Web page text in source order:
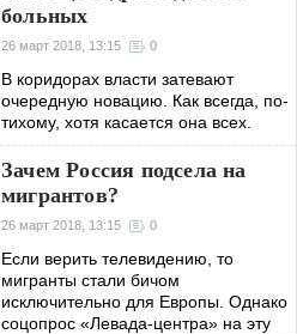
больных
26 март 2018, 13:15 0
В коридорах власти затевают
очередную новацию. Как всегда, по-
тихому, хотя касается она всех.
Зачем Россия подсела на
мигрантов?
26 март 2018, 13:15 0
Если верить телевидению, то
мигранты стали бичом
исключительно для Европы. Однако
соцопрос «Левада-центра» на эту